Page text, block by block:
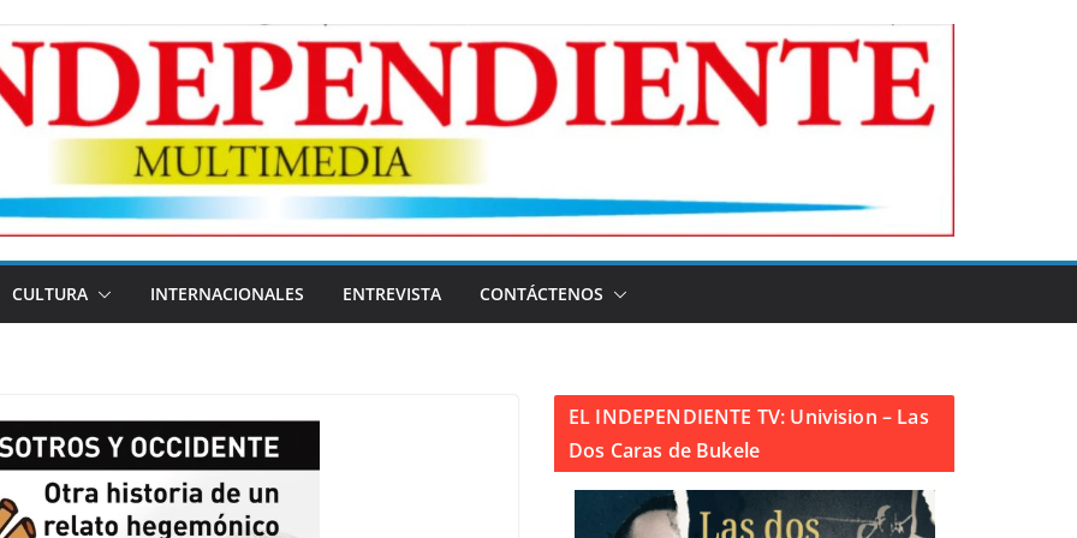
CULTURA INTERNACIONALES ENTREVISTA CONTÁCTENOS
EL INDEPENDIENTE TV: Univision – Las
Dos Caras de Bukele